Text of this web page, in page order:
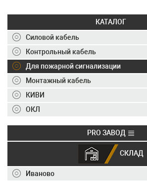
Склад
ОКЛ
Вакансии
Контакты
+7 (495) 150-40-20
info@ivkz.ru
КАТАЛОГ
Силовой кабель
Контрольный кабель
Для пожарной сигнализации
Монтажный кабель
КИВИ
ОКЛ
PRO ЗАВОД
СКЛАД
Иваново